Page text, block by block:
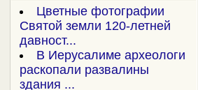
Цветные фотографии
Святой земли 120-летней
давност...
В Иерусалиме археологи
раскопали развалины
здания ...